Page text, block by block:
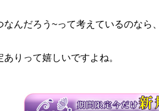
なんだろう~って考えているのな
りって嬉しいですよね。